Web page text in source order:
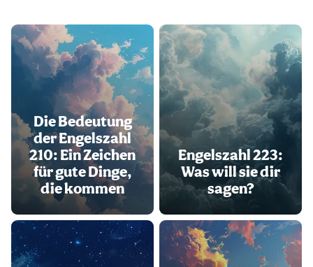
Die Bedeutung
der Engelszahl
210: Ein Zeichen
für gute Dinge,
die kommen
Engelszahl 223:
Was will sie dir
sagen?